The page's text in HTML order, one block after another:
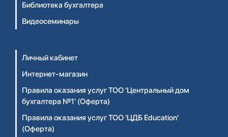
Библиотека бухгалтера
Видеосеминары
Личный кабинет
Интернет-магазин
Правила оказания услуг ТОО 'Центральный дом
бухгалтера №1' (Оферта)
Правила оказания услуг ТОО 'ЦДБ Education'
(Оферта)